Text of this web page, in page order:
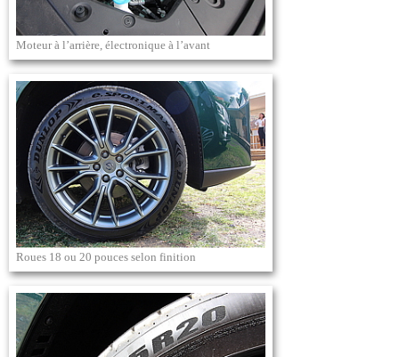
Moteur à l’arrière, électronique à l’avant
Roues 18 ou 20 pouces selon finition